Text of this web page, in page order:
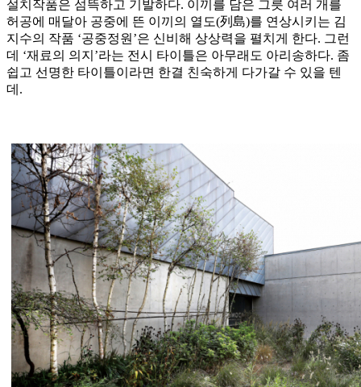
설치작품은 섬뜩하고 기발하다. 이끼를 담은 그릇 여러 개를
허공에 매달아 공중에 뜬 이끼의 열도(列島)를 연상시키는 김
지수의 작품 ‘공중정원’은 신비해 상상력을 펼치게 한다. 그런
데 ‘재료의 의지’라는 전시 타이틀은 아무래도 아리송하다. 좀
쉽고 선명한 타이틀이라면 한결 친숙하게 다가갈 수 있을 텐
데.